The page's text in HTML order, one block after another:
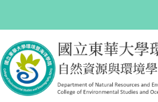
要
內
容
區